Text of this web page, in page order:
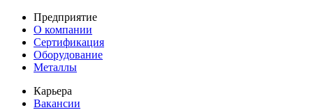
Предприятие
О компании
Сертификация
Оборудование
Металлы
Карьера
Вакансии